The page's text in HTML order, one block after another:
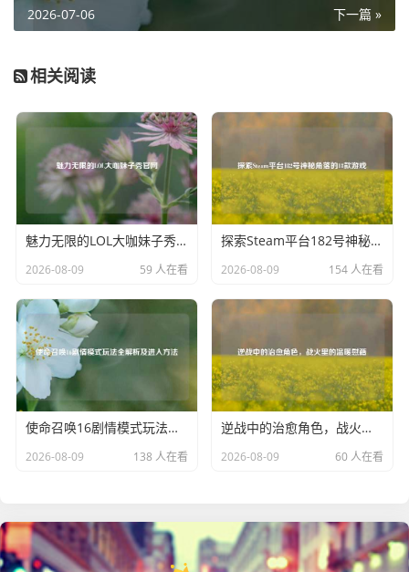
如在网络信号不好的环境下玩游戏，就很容易出现这种情
况，玩家会发现滑动屏幕后,角色的动作有明显延迟或者根本
戏，偶尔会出现一些程序漏洞，这些漏洞可能会影响到游戏
的正常操作逻辑，导致滑动功能出现异常，开发团队会不断
更新游戏来修复这些问题，但在更新之前，玩家可能会受到
这些 bug 的影响。
针对 Pubg 滑不动的问题，玩家可以尝试多种解决办法，检
查硬件设备，确保手机或电脑的性能能够满足游戏运行要
求，比如清理手机缓存、升级电脑硬件驱动等，仔细检查游
戏设置，将控制灵敏度调整到合适的数值，关闭不必要的辅
助功能，优化网络环境，切换到更稳定的网络连接，如从 Wi
-Fi 切换到移动数据，或者反之，以找到最佳网络状态，如果
问题仍然存在，关注游戏官方论坛或社交媒体，了解是否有
其他玩家遇到类似问题以及开发团队是否发布了相关解决方
案，同时也可以向客服反馈，以便及时解决游戏中的异常情
况，让玩家能够顺畅地享受 Pubg 的游戏体验。
下一篇 »
2026-07-06
相关阅读
魅力无限的LOL大咖妹子秀官网
2026-08-09 59 人在看
探索Steam平台182号神秘角落的18款游戏
2026-08-09 154 人在看
使命召唤16剧情模式玩法全解析及进入方法
2026-08-09 138 人在看
逆战中的治愈角色，战火里的温暖慰藉
2026-08-09 60 人在看